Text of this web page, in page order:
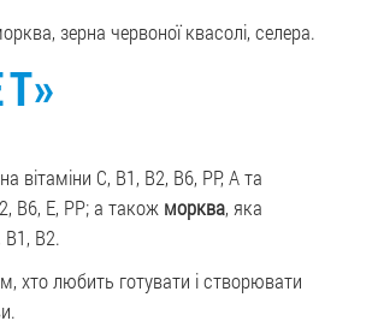
зерна червоної квасолі, селера.
на вітаміни C, В1, В2, В6, РР, А та
В6, Е, РР; а також морква, яка
В1, В2.
хто любить готувати і створювати